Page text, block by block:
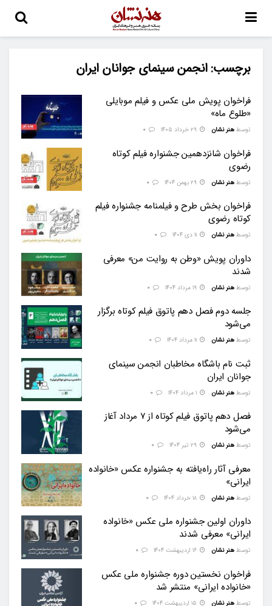
برچسب:انجمن سینمای جوانان ایران
فراخوان پویش ملی عکس و فیلم‌ موبایلی
«طلوع ماه»
توسط هنر نشان
فراخوان شانزدهمین جشنواره فیلم کوتاه
رضوی
توسط هنر نشان
فراخوان بخش طرح و فیلمنامه جشنواره فیلم
کوتاه رضوی
توسط هنر نشان
داوران پویش «وطن‌ به روایت من» معرفی
شدند
توسط هنر نشان
جلسه دوم فصل دهم پاتوق فیلم کوتاه برگزار
می‌شود
توسط هنر نشان
ثبت نام باشگاه مخاطبان انجمن سینمای
جوانان ایران
توسط هنر نشان
فصل دهم پاتوق فیلم کوتاه از ۷ مرداد آغاز
می‌شود
توسط هنر نشان
معرفی آثار راه‌یافته به جشنواره عکس «خانواده
ایرانی»
توسط هنر نشان
داوران اولین جشنواره ملی عکس «خانواده
ایرانی» معرفی شدند
توسط هنر نشان
فراخوان نخستین دوره جشنواره ملی عکس
«خانواده ایرانی» منتشر شد
توسط هنر نشان